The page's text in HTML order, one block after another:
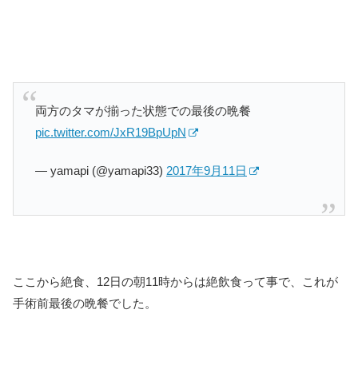
両方のタマが揃った状態での最後の晩餐
pic.twitter.com/JxR19BpUpN
— yamapi (@yamapi33) 2017年9月11日
ここから絶食、12日の朝11時からは絶飲食って事で、これが
手術前最後の晩餐でした。